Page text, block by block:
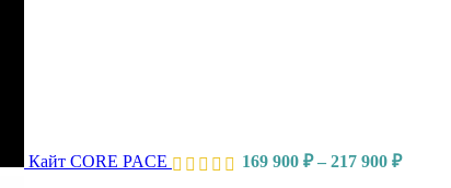
Кайт CORE PACE 169 900 ₽ – 217 900 ₽